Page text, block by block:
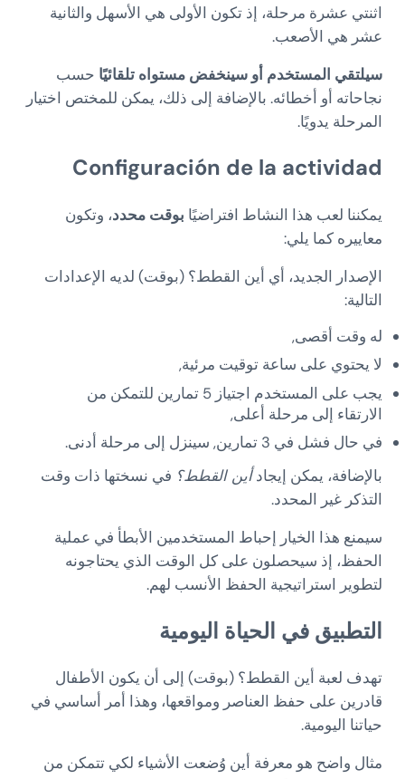
اثنتي عشرة مرحلة، إذ تكون الأولى هي الأسهل والثانية
عشر هي الأصعب.
سيلتقي المستخدم أو سينخفض مستواه تلقائيًا حسب
نجاحاته أو أخطائه. بالإضافة إلى ذلك، يمكن للمختص اختيار
المرحلة يدويًا.
Configuración de la actividad
يمكننا لعب هذا النشاط افتراضيًا بوقت محدد، وتكون
معاييره كما يلي:
الإصدار الجديد، أي أين القطط؟ (بوقت) لديه الإعدادات
التالية:
له وقت أقصى,
لا يحتوي على ساعة توقيت مرئية,
يجب على المستخدم اجتياز 5 تمارين للتمكن من
الارتقاء إلى مرحلة أعلى,
في حال فشل في 3 تمارين, سينزل إلى مرحلة أدنى.
بالإضافة، يمكن إيجادأين القطط؟ في نسختها ذات وقت
التذكر غير المحدد.
سيمنع هذا الخيار إحباط المستخدمين الأبطأ في عملية
الحفظ، إذ سيحصلون على كل الوقت الذي يحتاجونه
لتطوير استراتيجية الحفظ الأنسب لهم.
التطبيق في الحياة اليومية
تهدف لعبة أين القطط؟ (بوقت) إلى أن يكون الأطفال
قادرين على حفظ العناصر ومواقعها، وهذا أمر أساسي في
حياتنا اليومية.
مثال واضح هو معرفة أين وُضعت الأشياء لكي تتمكن من